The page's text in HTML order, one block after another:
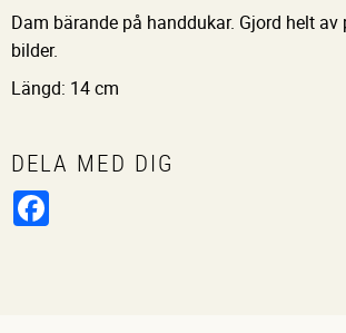
Dam bärande på handdukar. Gjord helt av
bilder.
Längd: 14 cm
DELA MED DIG